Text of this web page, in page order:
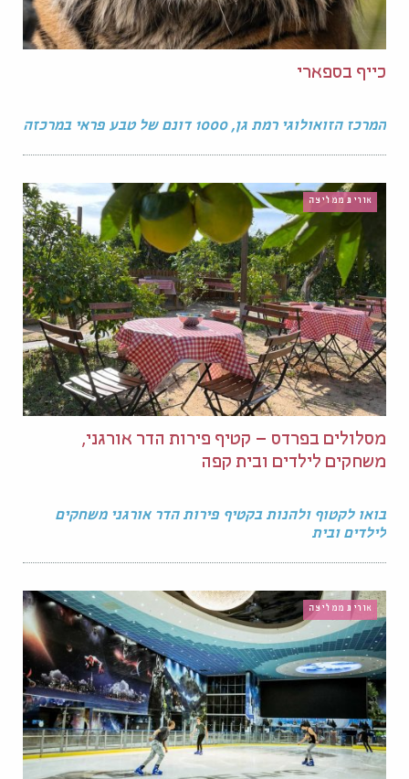
כייף בספארי
המרכז הזואולוגי רמת גן, 1000 דונם של טבע פראי במרכזה
אורית ממליצה
מסלולים בפרדס – קטיף פירות הדר אורגני,
משחקים לילדים ובית קפה
בואו לקטוף ולהנות בקטיף פירות הדר אורגני משחקים
לילדים ובית
אורית ממליצה